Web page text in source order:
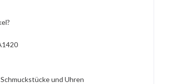
und Uhren